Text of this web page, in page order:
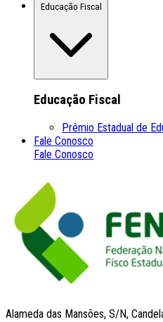
Educação Fiscal
Educação Fiscal
Prêmio Estadual de
Fale Conosco
Fale Conosco
Alameda das Mansões, S/N,